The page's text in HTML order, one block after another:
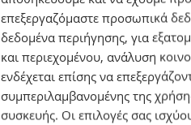
επεξεργαζόμαστε προσωπικά
δεδομένα περιήγησης, για
και περιεχομένου, ανάλυση
ενδέχεται επίσης να
συμπεριλαμβανομένης της
συσκευής. Οι επιλογές σας